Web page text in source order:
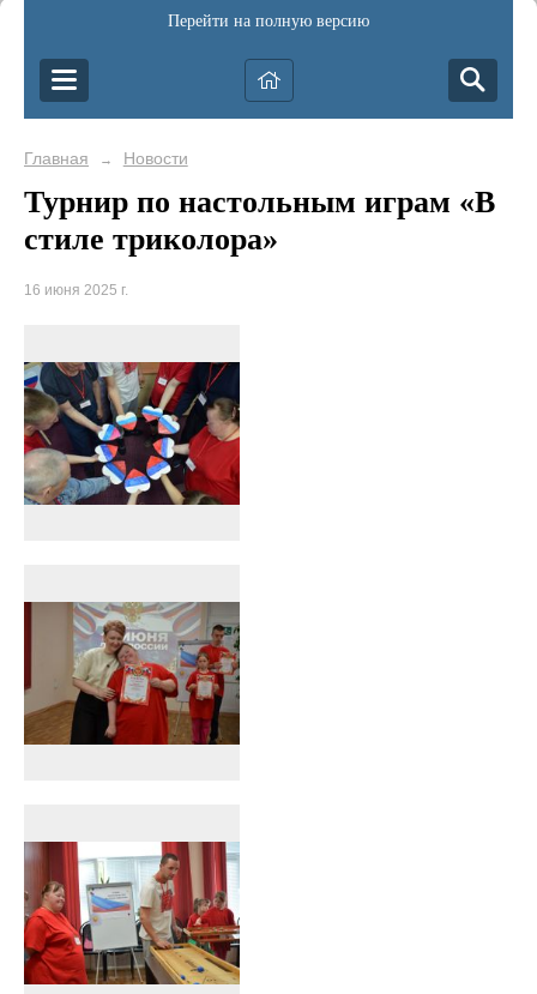
Перейти на полную версию
Главная → Новости
Турнир по настольным играм «В
стиле триколора»
16 июня 2025 г.